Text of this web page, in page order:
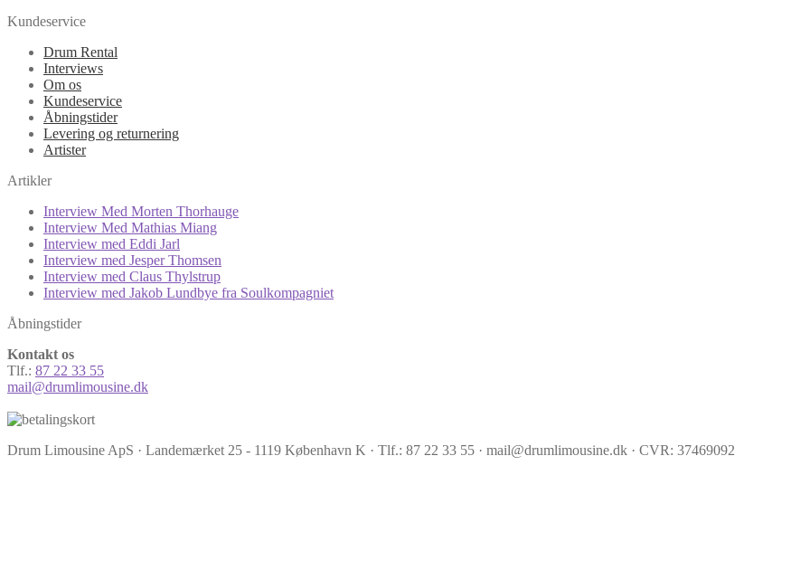
Kundeservice
Drum Rental
Interviews
Om os
Kundeservice
Åbningstider
Levering og returnering
Artister
Artikler
Interview Med Morten Thorhauge
Interview Med Mathias Miang
Interview med Eddi Jarl
Interview med Jesper Thomsen
Interview med Claus Thylstrup
Interview med Jakob Lundbye fra Soulkompagniet
Åbningstider
Kontakt os
Tlf.: 87 22 33 55
mail@drumlimousine.dk
Drum Limousine ApS · Landemærket 25 - 1119 København K · Tlf.: 87 22 33 55 · mail@drumlimousine.dk · CVR: 37469092